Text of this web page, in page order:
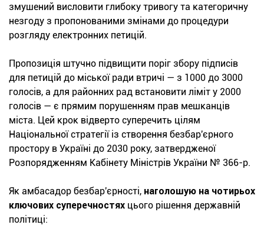
змушений висловити глибоку тривогу та категоричну
незгоду з пропонованими змінами до процедури
розгляду електронних петицій.
Пропозиція штучно підвищити поріг збору підписів
для петицій до міської ради втричі — з 1000 до 3000
голосів, а для районних рад встановити ліміт у 2000
голосів — є прямим порушенням прав мешканців
міста. Цей крок відверто суперечить цілям
Національної стратегії із створення безбар'єрного
простору в Україні до 2030 року, затвердженої
Розпорядженням Кабінету Міністрів України № 366-р.
Як амбасадор безбар'єрності, наголошую на чотирьох
ключових суперечностях цього рішення державній
політиці: